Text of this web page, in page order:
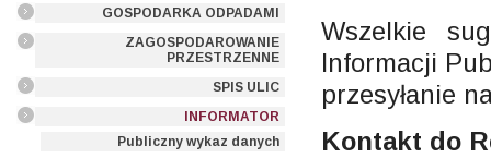
GOSPODARKA ODPADAMI
ZAGOSPODAROWANIE
PRZESTRZENNE
SPIS ULIC
INFORMATOR
Publiczny wykaz danych
Wszelkie
Informacji
przesyłanie
Kontakt do